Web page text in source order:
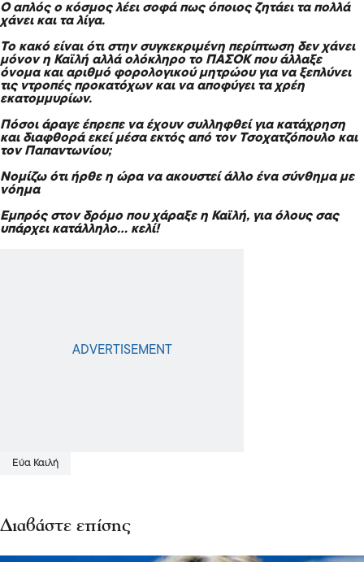
Ο απλός ο κόσμος λέει σοφά πως όποιος ζητάει τα πολλά
χάνει και τα λίγα.
Το κακό είναι ότι στην συγκεκριμένη περίπτωση δεν χάνει
μόνον η Καϊλή αλλά ολόκληρο το ΠΑΣΟΚ που άλλαξε
όνομα και αριθμό φορολογικού μητρώου για να ξεπλύνει
τις ντροπές προκατόχων και να αποφύγει τα χρέη
εκατομμυρίων.
Πόσοι άραγε έπρεπε να έχουν συλληφθεί για κατάχρηση
και διαφθορά εκεί μέσα εκτός από τον Τσοχατζόπουλο και
τον Παπαντωνίου;
Νομίζω ότι ήρθε η ώρα να ακουστεί άλλο ένα σύνθημα με
νόημα
Εμπρός στον δρόμο που χάραξε η Καϊλή, για όλους σας
υπάρχει κατάλληλο… κελί!
Εύα Καιλή
Διαβάστε επίσης